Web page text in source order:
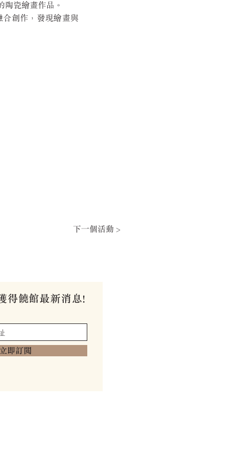
瓷繪畫作品。
合創作，發現繪畫與
下一個活動 >
得饒館最新消息!
即訂閱